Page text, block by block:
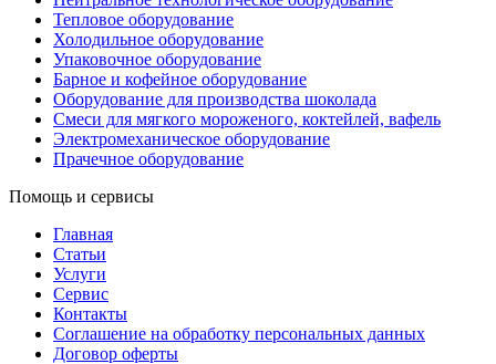
Тепловое оборудование
Холодильное оборудование
Упаковочное оборудование
Барное и кофейное оборудование
Оборудование для производства шоколада
Смеси для мягкого мороженого, коктейлей, вафель
Электромеханическое оборудование
Прачечное оборудование
Помощь и сервисы
Главная
Статьи
Услуги
Сервис
Контакты
Соглашение на обработку персональных данных
Договор оферты